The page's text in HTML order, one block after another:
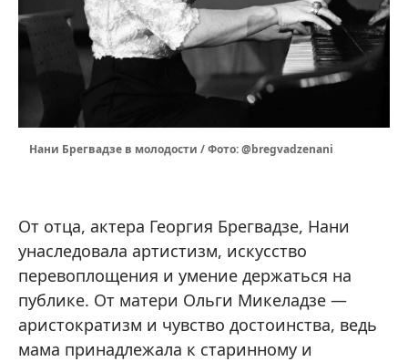
Нани Брегвадзе в молодости / Фото: @bregvadzenani
От отца, актера Георгия Брегвадзе, Нани
унаследовала артистизм, искусство
перевоплощения и умение держаться на
публике. От матери Ольги Микеладзе —
аристократизм и чувство достоинства, ведь
мама принадлежала к старинному и